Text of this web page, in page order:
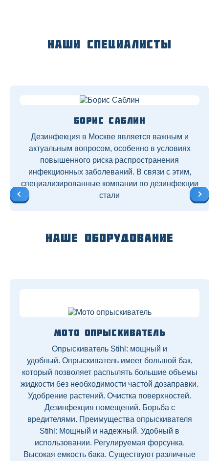
Наши специалисты
Борис Саблин
Дезинфекция в Москве является важным и
актуальным вопросом, особенно в условиях
повышенного риска распространения
инфекционных заболеваний. В связи с этим,
специализированные компании по дезинфекции
стали
Наше оборудование
Мото опрыскиватель
Опрыскиватель Stihl: мощный и
удобный. Опрыскиватель имеет большой бак,
который позволяет распылять большие объемы
жидкости без необходимости частой дозаправки.
Удобрение растений. Очистка поверхностей.
Дезинфекция помещений. Борьба с
вредителями. Преимущества опрыскивателя
Stihl: Мощный и надежный. Удобный в
использовании. Регулируемая форсунка.
Высокая емкость бака. Существуют различные